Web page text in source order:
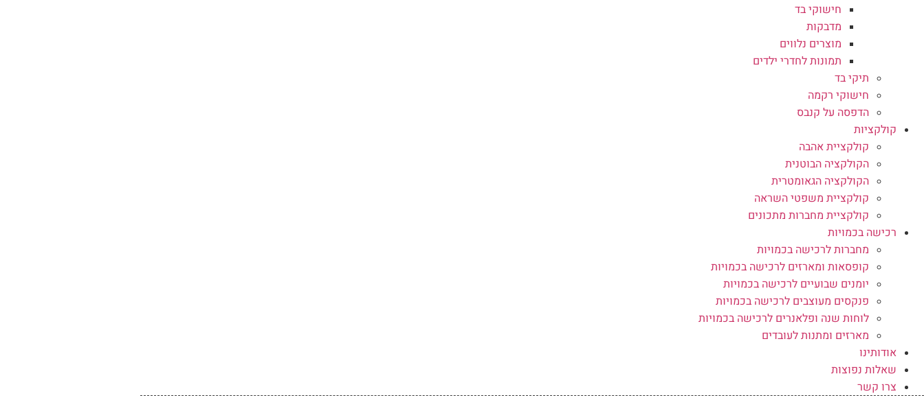
חישוקי בד
מדבקות
מוצרים נלווים
תמונות לחדרי ילדים
תיקי בד
חישוקי רקמה
הדפסה על קנבס
קולקציות
קולקציית אהבה
הקולקציה הבוטנית
הקולקציה הגאומטרית
קולקציית משפטי השראה
קולקציית מחברות מתכונים
רכישה בכמויות
מחברות לרכישה בכמויות
קופסאות ומארזים לרכישה בכמויות
יומנים שבועיים לרכישה בכמויות
פנקסים מעוצבים לרכישה בכמויות
לוחות שנה ופלאנרים לרכישה בכמויות
מארזים ומתנות לעובדים
אודותינו
שאלות נפוצות
צרו קשר